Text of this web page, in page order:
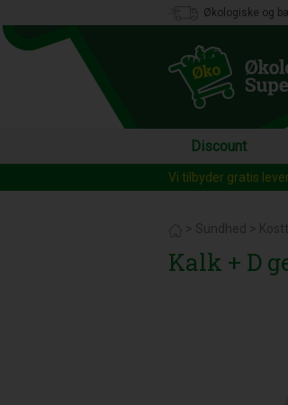
Økologiske og
Discount
Vi tilbyder gratis
> Sundhed >
Kalk + D